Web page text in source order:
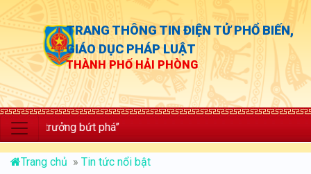
TRANG THÔNG TIN ĐIỆN TỬ PHỔ BIẾN,
GIÁO DỤC PHÁP LUẬT
THÀNH PHỐ HẢI PHÒNG
trưởng bứt phá”
Trang chủ » Tin tức nổi bật